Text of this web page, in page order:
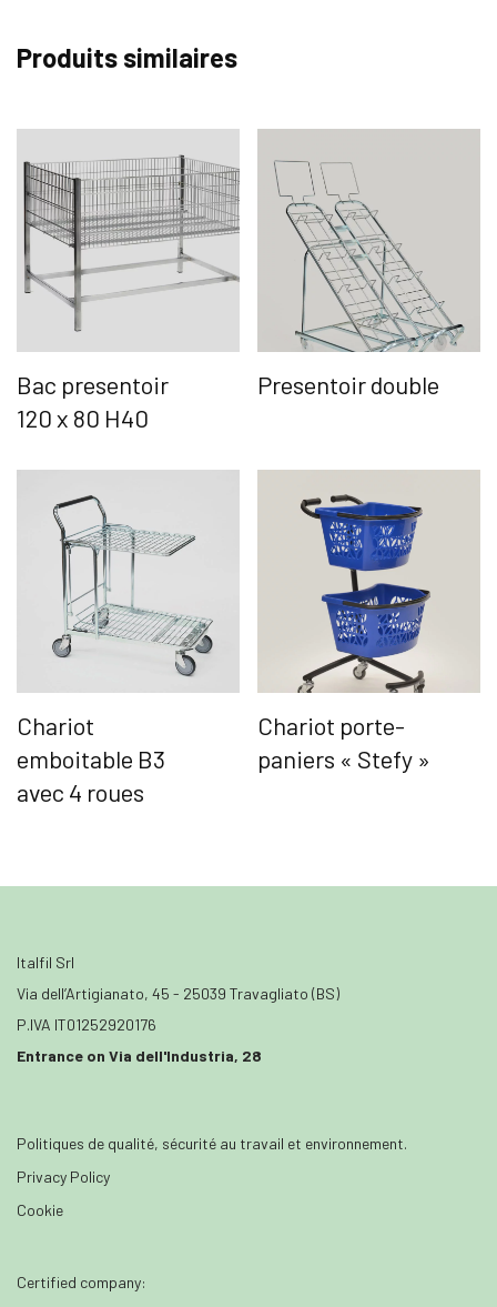
Produits similaires
Bac presentoir
120 x 80 H40
Presentoir double
Chariot
emboitable B3
avec 4 roues
Chariot porte-
paniers « Stefy »
Italfil Srl
Via dell’Artigianato, 45 - 25039 Travagliato (BS)
P.IVA IT01252920176
Entrance on Via dell'Industria, 28
Politiques de qualité, sécurité au travail et environnement.
Privacy Policy
Cookie
Certified company: